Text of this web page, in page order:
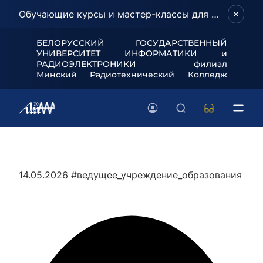
Обучающие курсы и мастер-классы для школьников и абитуриентов!
БЕЛОРУССКИЙ ГОСУДАРСТВЕННЫЙ
УНИВЕРСИТЕТ ИНФОРМАТИКИ и
РАДИОЭЛЕКТРОНИКИ филиал
Минский Радиотехнический Колледж
14.05.2026 #ведущее_учреждение_образования